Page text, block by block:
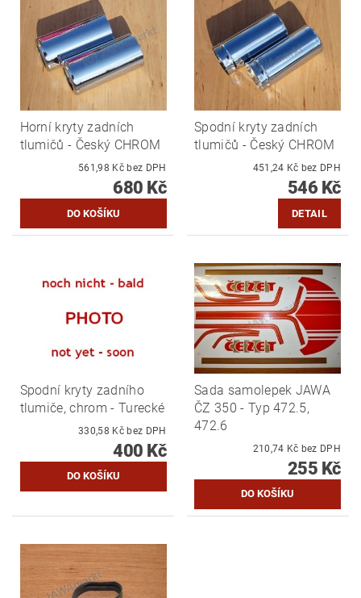
Horní kryty zadních
tlumičů - Český CHROM
561,98 Kč bez DPH
680 Kč
Spodní kryty zadních
tlumičů - Český CHROM
451,24 Kč bez DPH
546 Kč
DETAIL
Spodní kryty zadního
tlumiče, chrom - Turecké
330,58 Kč bez DPH
400 Kč
Sada samolepek JAWA
ČZ 350 - Typ 472.5,
472.6
210,74 Kč bez DPH
255 Kč